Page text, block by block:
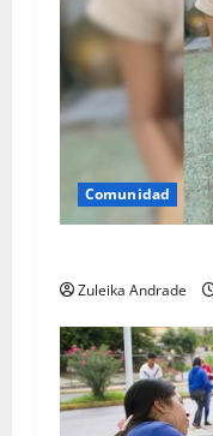
Comunidad
Zuleika Andrade